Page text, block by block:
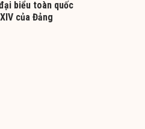
biểu toàn quốc
của Đảng